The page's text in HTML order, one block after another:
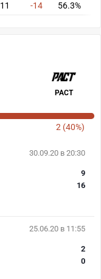
11 -14 56.3%
PACT
2 (40%)
30.09.20 в 20:30
9
16
25.06.20 в 11:55
2
0